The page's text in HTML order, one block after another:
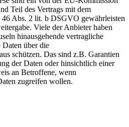
Teil des Vertrags mit dem
Abs. 2 lit. b DSGVO gewährleisten
Viele der Anbieter haben
hinausgehende vertragliche
Daten über die
schützen. Das sind z.B. Garantien
der Daten oder hinsichtlich einer
an Betroffene, wenn
zugreifen wollen.